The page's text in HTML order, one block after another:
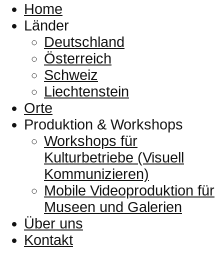
Home
Länder
Deutschland
Österreich
Schweiz
Liechtenstein
Orte
Produktion & Workshops
Workshops für
Kulturbetriebe (Visuell
Kommunizieren)
Mobile Videoproduktion für
Museen und Galerien
Über uns
Kontakt